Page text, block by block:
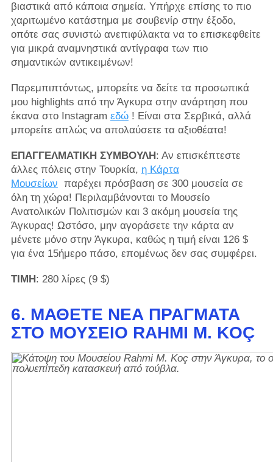
βιαστικά από κάποια σημεία. Υπήρχε επίσης το πιο
χαριτωμένο κατάστημα με σουβενίρ στην έξοδο,
οπότε σας συνιστώ ανεπιφύλακτα να το επισκεφθείτε
για μικρά αναμνηστικά αντίγραφα των πιο
σημαντικών αντικειμένων!
Παρεμπιπτόντως, μπορείτε να δείτε τα προσωπικά
μου highlights από την Άγκυρα στην ανάρτηση που
έκανα στο Instagram εδώ! Είναι στα Σερβικά, αλλά
μπορείτε απλώς να απολαύσετε τα αξιοθέατα!
ΕΠΑΓΓΕΛΜΑΤΙΚΗ ΣΥΜΒΟΥΛΗ : Αν επισκέπτεστε
άλλες πόλεις στην Τουρκία, η Κάρτα
Μουσείων παρέχει πρόσβαση σε 300 μουσεία σε
όλη τη χώρα! Περιλαμβάνονται το Μουσείο
Ανατολικών Πολιτισμών και 3 ακόμη μουσεία της
Άγκυρας! Ωστόσο, μην αγοράσετε την κάρτα αν
μένετε μόνο στην Άγκυρα, καθώς η τιμή είναι 126 $
για ένα 15ήμερο πάσο, επομένως δεν σας συμφέρει.
ΤΙΜΗ : 280 λίρες (9 $)
6. ΜΆΘΕΤΕ ΝΈΑ ΠΡΆΓΜΑΤΑ
ΣΤΟ ΜΟΥΣΕΊΟ RAHMI M. KOÇ